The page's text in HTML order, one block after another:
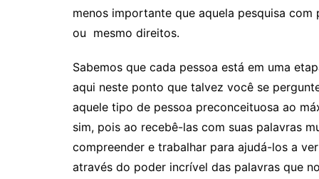
menos importante que aquela pesquisa
ou mesmo direitos.
Sabemos que cada pessoa está em uma
aqui neste ponto que talvez você se
aquele tipo de pessoa preconceituosa ao
sim, pois ao recebê-las com suas palavras
compreender e trabalhar para ajudá-los a
através do poder incrível das palavras que